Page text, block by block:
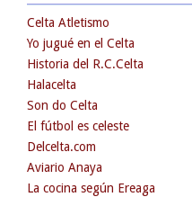
Celta Atletismo
Yo jugué en el Celta
Historia del R.C.Celta
Halacelta
Son do Celta
El fútbol es celeste
Delcelta.com
Aviario Anaya
La cocina según Ereaga